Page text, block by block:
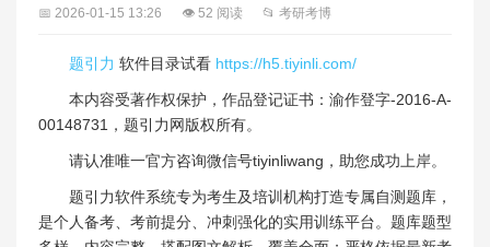
📅 2026-01-15 13:26 👁 52 阅读 📂 考研考博
题引力 软件目录试看 https://h5.tiyinli.com/
本内容受著作权保护，作品登记证书：渝作登字-2016-A-
00148731，题引力网版权所有。
请认准唯一官方咨询微信号tiyinliwang，助您成功上岸。
题引力软件系统专为考生及培训机构打造专属自测题库，
是个人备考、考前提分、冲刺强化的实用训练平台。题库题型